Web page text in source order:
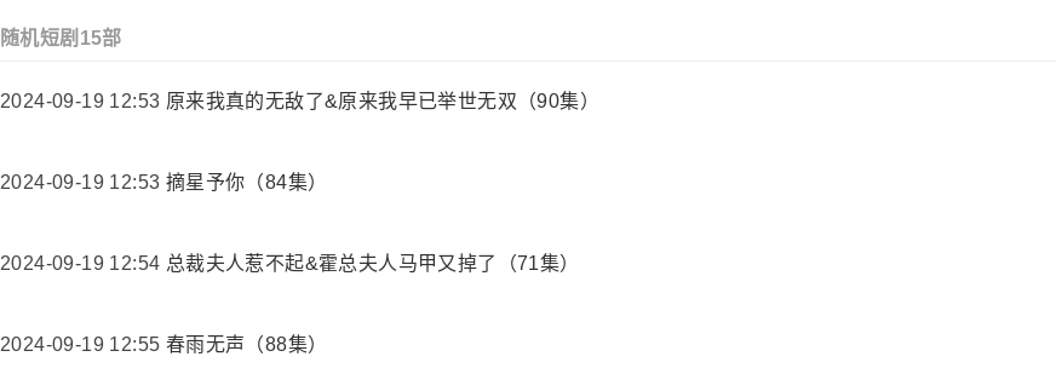
随机短剧15部
2024-09-19 12:53 原来我真的无敌了&原来我早已举世无双（90集）
2024-09-19 12:53 摘星予你（84集）
2024-09-19 12:54 总裁夫人惹不起&霍总夫人马甲又掉了（71集）
2024-09-19 12:55 春雨无声（88集）